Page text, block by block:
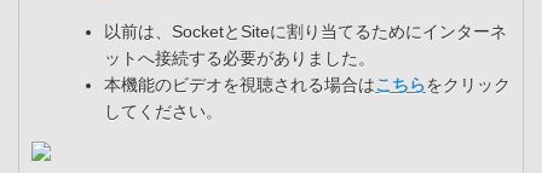
以前は、SocketとSiteに割り当てるためにインターネ
ットへ接続する必要がありました。​
本機能のビデオを視聴される場合はこちらをクリック
してください。